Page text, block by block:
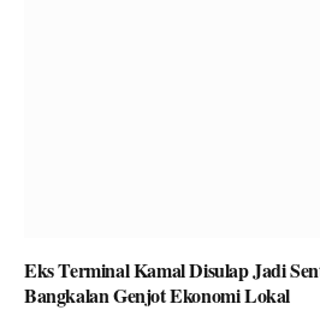
Eks Terminal Kamal Disulap Jadi
Bangkalan Genjot Ekonomi Lokal